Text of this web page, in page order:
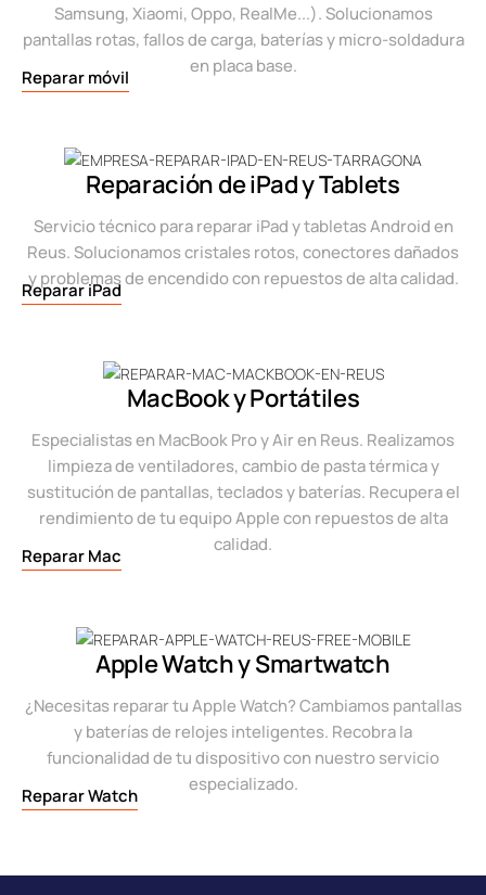
Samsung, Xiaomi, Oppo, RealMe...). Solucionamos
pantallas rotas, fallos de carga, baterías y micro-soldadura
en placa base.
Reparar móvil
Reparación de iPad y Tablets
Servicio técnico para reparar iPad y tabletas Android en
Reus. Solucionamos cristales rotos, conectores dañados
y problemas de encendido con repuestos de alta calidad.
Reparar iPad
MacBook y Portátiles
Especialistas en MacBook Pro y Air en Reus. Realizamos
limpieza de ventiladores, cambio de pasta térmica y
sustitución de pantallas, teclados y baterías. Recupera el
rendimiento de tu equipo Apple con repuestos de alta
calidad.
Reparar Mac
Apple Watch y Smartwatch
¿Necesitas reparar tu Apple Watch? Cambiamos pantallas
y baterías de relojes inteligentes. Recobra la
funcionalidad de tu dispositivo con nuestro servicio
especializado.
Reparar Watch